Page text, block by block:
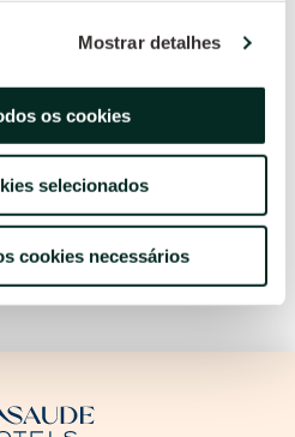
Mostrar detalhes
os cookies
selecionados
cookies necessários
ao Hotel Açores Lisboa com